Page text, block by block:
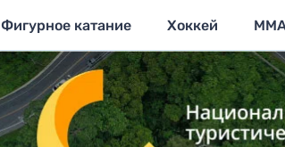
Фигурное катание Хоккей